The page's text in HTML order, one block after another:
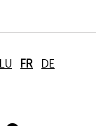
LU FR DE